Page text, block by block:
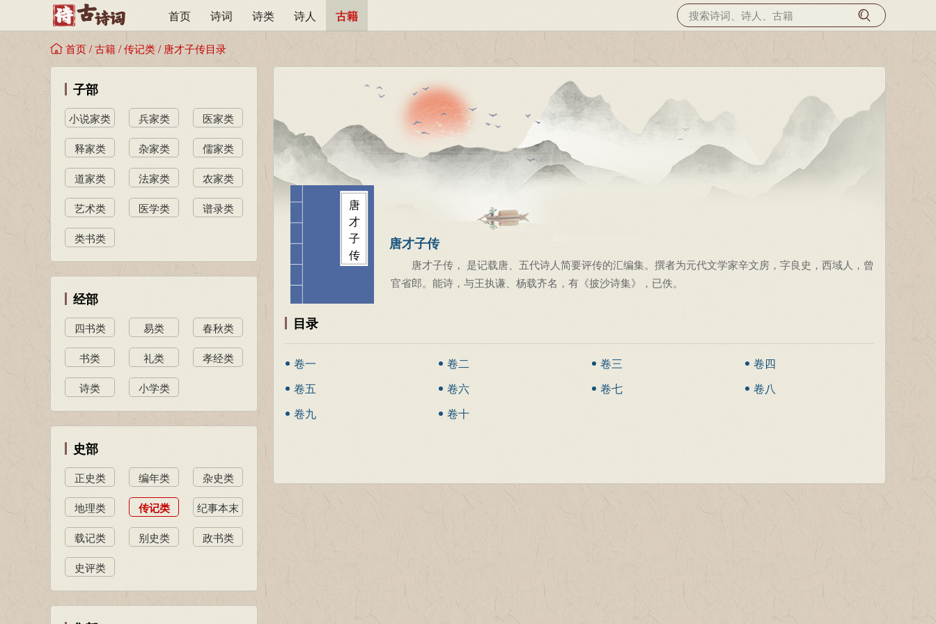
首页 诗词 诗类 诗人 古籍
首页/古籍/传记类/ 唐才子传目录
唐
才
子
传
唐才子传
唐才子传， 是记载唐、五代诗人简要评传的汇编集。撰者为元代文学家辛文房，字良史，西域人，曾
官省郎。能诗，与王执谦、杨载齐名，有《披沙诗集》，已佚。
目录
卷一 卷二 卷三
卷四
卷五
卷六 卷七
卷八
卷九
卷十
子部
小说家类 兵家类 医家类
释家类 杂家类 儒家类
道家类 法家类 农家类
艺术类 医学类 谱录类
类书类
经部
四书类 易类 春秋类
书类 礼类 孝经类
诗类 小学类
史部
正史类 编年类 杂史类
地理类 传记类
纪事本末
类
载记类 别史类 政书类
史评类